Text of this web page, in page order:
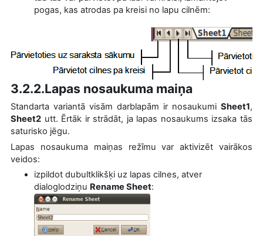
pogas, kas atrodas pa kreisi no lapu cilnēm:
3.2.2.Lapas nosaukuma maiņa
Standarta variantā visām darblapām ir nosaukumi Sheet1,
Sheet2 utt. Ērtāk ir strādāt, ja lapas nosaukums izsaka tās
saturisko jēgu.
Lapas nosaukuma maiņas režīmu var aktivizēt vairākos
veidos:
izpildot dubultklikšķi uz lapas cilnes, atver
dialoglodziņu Rename Sheet: